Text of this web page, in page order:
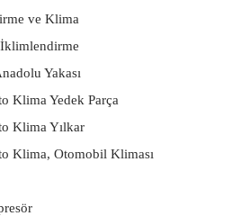
ve Klima
İklimlendirme
Yakası
Klima Yedek Parça
Klima Yılkar
Klima, Otomobil Kliması